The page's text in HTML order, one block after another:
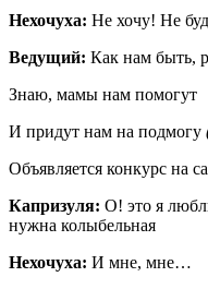
Нехочуха: Не хочу! Не
Ведущий: Как нам быть,
Знаю, мамы нам помогут
И придут нам на подмогу
Объявляется конкурс на
Капризуля: О! это я
нужна колыбельная
Нехочуха: И мне, мне…